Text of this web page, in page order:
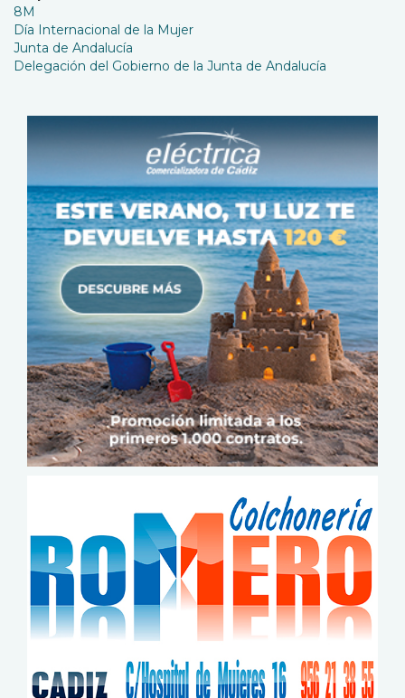
8M
Día Internacional de la Mujer
Junta de Andalucía
Delegación del Gobierno de la Junta de Andalucía